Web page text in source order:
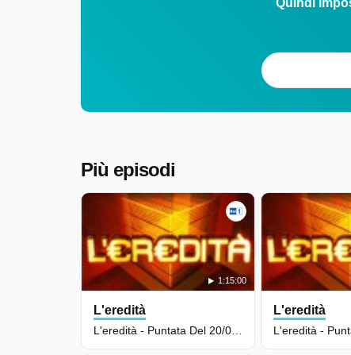
Più episodi
1:15:00
L'eredità L'eredità